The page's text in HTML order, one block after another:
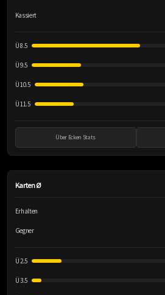
Kassiert
Ü 8.5
Ü 9.5
Ü 10.5
Ü 11.5
Über Ecken Stats
Karten Ø
Erhalten
Gegner
Ü 2.5
Ü 3.5